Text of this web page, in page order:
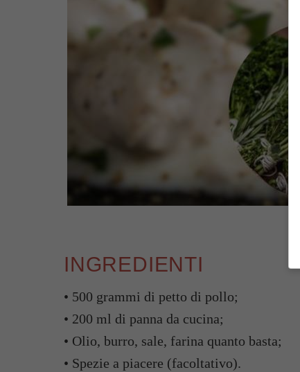
INGREDIENTI
• 500 grammi di petto di pollo;
• 200 ml di panna da cucina;
• Olio, burro, sale, farina quanto basta;
• Spezie a piacere (facoltativo).